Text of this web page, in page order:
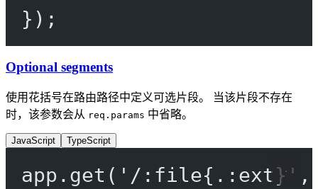
});
Optional segments
使用花括号在路由路径中定义可选片段。 当该片段不存在
时，该参数会从 req.params 中省略。
JavaScript TypeScript
app. get ( '/:file{.:ext}' ,